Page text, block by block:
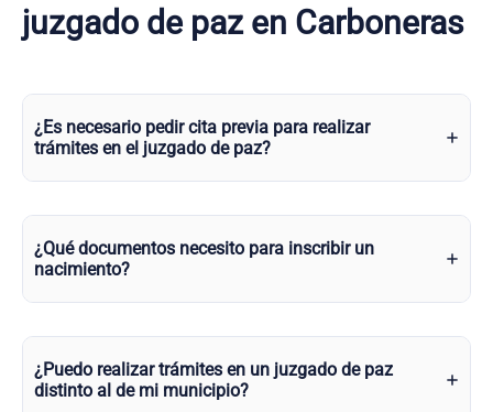
juzgado de paz en Carboneras
¿Es necesario pedir cita previa para realizar
trámites en el juzgado de paz?
¿Qué documentos necesito para inscribir un
nacimiento?
¿Puedo realizar trámites en un juzgado de paz
distinto al de mi municipio?